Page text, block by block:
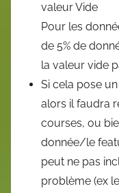
valeur Vide
Pour les
de 5% de
la valeur vide
Si cela pose
alors il faudra
courses, ou
donnée/le
peut ne pas
problème (ex